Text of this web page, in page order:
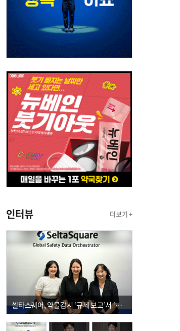
인터뷰 더보기 +
셀타스퀘어, 약물감시 ‘규제 보고’서 ‘데이터 의사결정’으로 "PVX 전환 요구 커진다"